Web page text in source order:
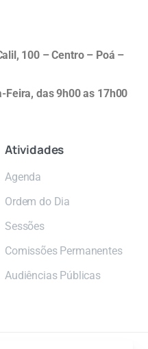
100 – Centro – Poá –
Feira, das 9h00 as 17h00
Atividades
Agenda
Ordem do Dia
Sessões
Comissões Permanentes
Audiências Públicas